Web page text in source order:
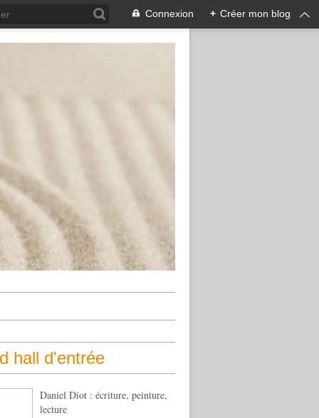
Connexion + Créer mon blog
hall d'entrée
Daniel Diot : écriture, peinture,
lecture